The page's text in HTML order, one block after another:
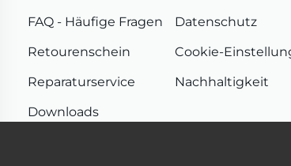
FAQ - Häufige Fragen
Retourenschein
Reparaturservice
Downloads
Datenschutz
Cookie-
Nachhaltigkeit